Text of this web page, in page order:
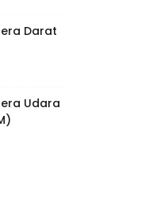
Darat
Udara